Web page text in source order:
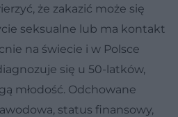
że zakazić może się
seksualne lub ma kontakt
na świecie i w Polsce
się u 50-latków,
młodość. Odchowane
status finansowy,